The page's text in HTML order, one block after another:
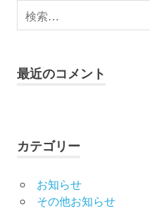
検
索
最近のコメント
カテゴリー
お知らせ
その他お知らせ